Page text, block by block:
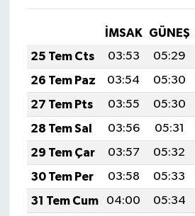
İMSAK GÜNEŞ
25 Tem Cts
03:53 05:29
26 Tem Paz
03:54 05:30
27 Tem Pts
03:55 05:30
28 Tem Sal
03:56 05:31
29 Tem Çar
03:57 05:32
30 Tem Per
03:58 05:33
31 Tem Cum
04:00 05:34